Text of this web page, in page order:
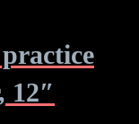
12″